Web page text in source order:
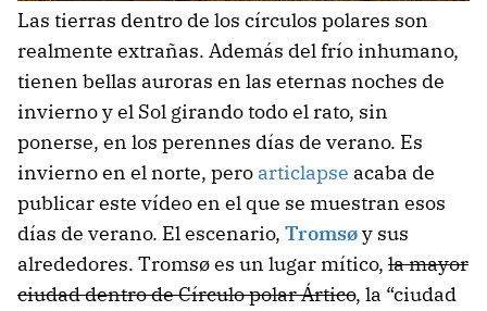
Las tierras dentro de los círculos polares son
realmente extrañas. Además del frío inhumano,
tienen bellas auroras en las eternas noches de
invierno y el Sol girando todo el rato, sin
ponerse, en los perennes días de verano. Es
invierno en el norte, pero articlapse acaba de
publicar este vídeo en el que se muestran esos
días de verano. El escenario, Tromsøy sus
alrededores. Tromsø es un lugar mítico, la mayor
ciudad dentro de Círculo polar Ártico, la “ciudad